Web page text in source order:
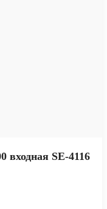
входная SE-4116